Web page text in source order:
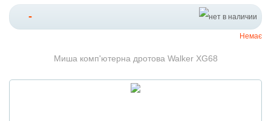
-
Немає
Миша комп'ютерна дротова Walker XG68